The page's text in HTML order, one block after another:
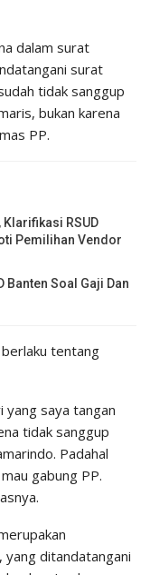
dalam surat
surat
tidak sanggup
bukan karena
PP.
Klarifikasi RSUD
Pemilihan Vendor
Banten Soal Gaji Dan
tentang
yang saya tangan
tidak sanggup
Padahal
gabung PP.
ditandatangani